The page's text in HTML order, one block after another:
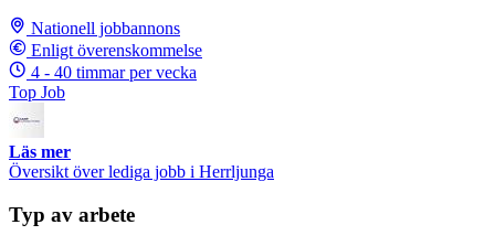
Nationell jobbannons
Enligt överenskommelse
4 - 40 timmar per vecka
Top Job
Läs mer
Översikt över lediga jobb i Herrljunga
Typ av arbete